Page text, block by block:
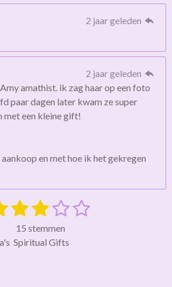
2 jaar geleden
2 jaar geleden
amathist. ik zag haar op een foto
paar dagen later kwam ze super
met een kleine gift!
en met hoe ik het gekregen
2
s
t
3
s
t
4
s
t
5
15 stemmen
Spiritual Gifts